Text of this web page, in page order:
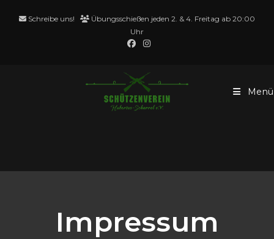
Schreibe uns!
Übungsschießen jeden 2. & 4. Freitag ab 20:00
Uhr
Menü
Impressum